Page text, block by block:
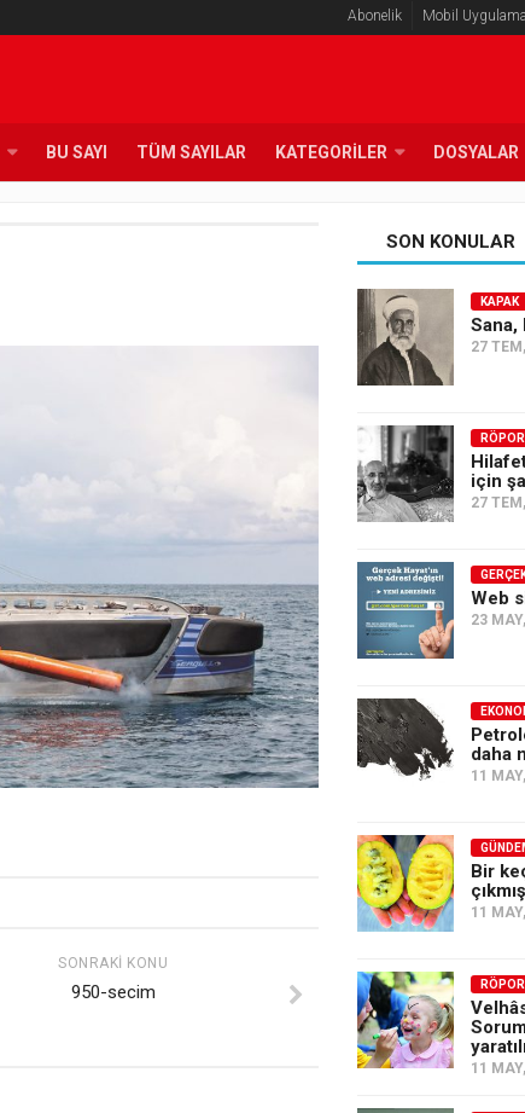
Abonelik Mobil
BU SAYI TÜM SAYILAR KATEGORILER DOSYALAR
SONRAKI KONU
950-secim
SON KONULAR
KAPAK
Sana,
27
için
27
Web
23
daha
11
Bir
11
11